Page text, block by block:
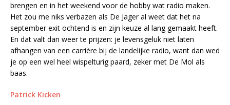
brengen en in het weekend voor de hobby wat radio maken.
Het zou me niks verbazen als De Jager al weet dat het na
september exit ochtend is en zijn keuze al lang gemaakt heeft.
En dat valt dan weer te prijzen: je levensgeluk niet laten
afhangen van een carrière bij de landelijke radio, want dan wed
je op een wel heel wispelturig paard, zeker met De Mol als
baas.
Patrick Kicken